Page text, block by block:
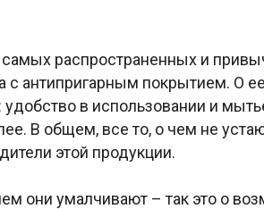
распространенных и
с антипригарным покрытием. О
удобство в использовании и
В общем, все то, о чем не
этой продукции.
они умалчивают – так это о